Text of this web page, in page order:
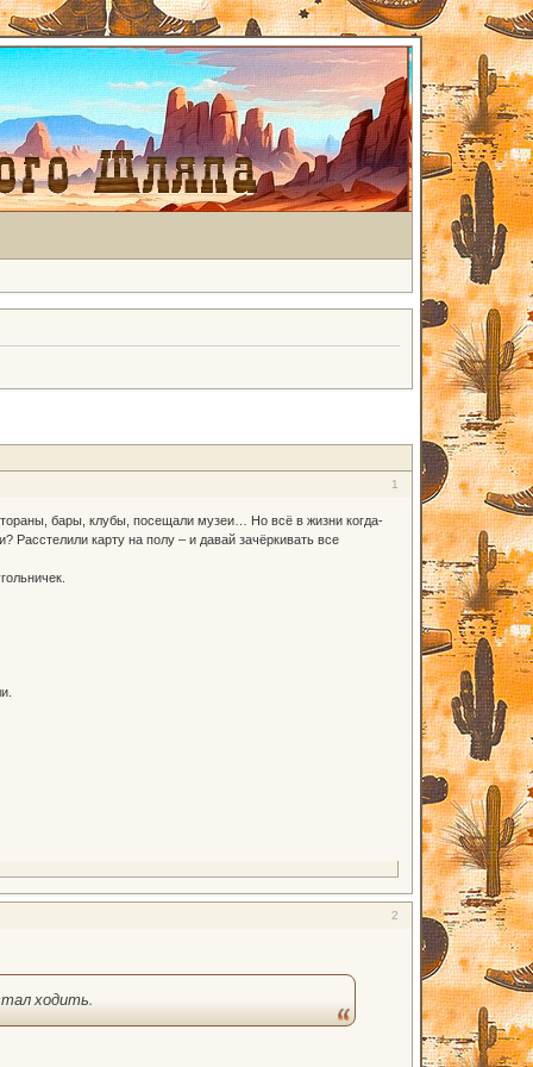
1
бары, клубы, посещали музеи… Но всё в жизни когда-
карту на полу – и давай зачёркивать все
2
ходить.